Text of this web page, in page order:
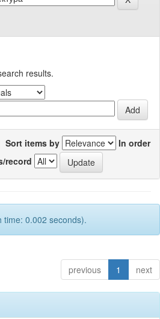
results.
Sort items by
In order
record
time: 0.002 seconds).
previous 1 next